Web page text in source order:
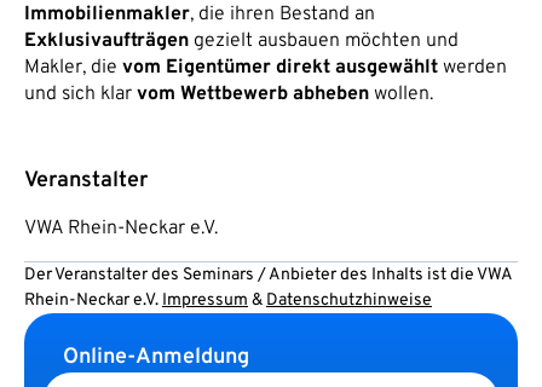
Immobilienmakler, die ihren Bestand an
Exklusivaufträgen gezielt ausbauen möchten und
Makler, die vom Eigentümer direkt ausgewählt werden
und sich klar vom Wettbewerb abheben wollen.
Veranstalter
VWA Rhein-Neckar e.V.
Der Veranstalter des Seminars / Anbieter des Inhalts ist die VWA
Rhein-Neckar e.V. Impressum & Datenschutzhinweise
Online-Anmeldung